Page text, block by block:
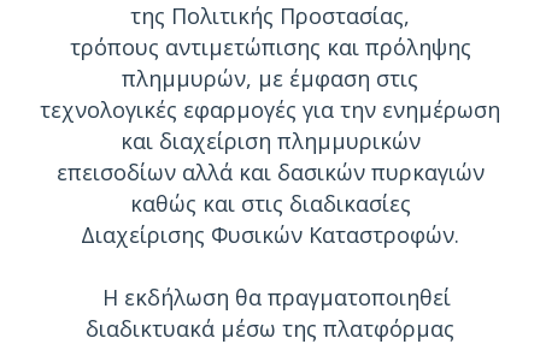
της Πολιτικής Προστασίας,
τρόπους αντιμετώπισης και πρόληψης
πλημμυρών, με έμφαση στις
τεχνολογικές εφαρμογές για την ενημέρωση
και διαχείριση πλημμυρικών
επεισοδίων αλλά και δασικών πυρκαγιών
καθώς και στις διαδικασίες
Διαχείρισης Φυσικών Καταστροφών.
Η εκδήλωση θα πραγματοποιηθεί
διαδικτυακά μέσω της πλατφόρμας